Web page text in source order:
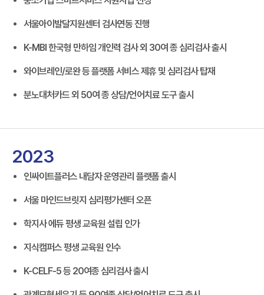
서울아이발달지원센터 검사연동 진행
K-MBI 한국형 만하임 개인력 검사 외 30여 종 심리검사 출시
와이브레인/로완 등 플랫폼 서비스 제휴 및 심리검사 탑재
분노대처카드 외 50여 종 상담/언어치료 도구 출시
2023
인싸이트플러스 내담자 운영관리 플랫폼 출시
서울 마인드브릿지 심리평가센터 오픈
학지사 에듀 평생 교육원 설립 인가
지식캠퍼스 평생 교육원 인수
K-CELF-5 등 20여종 심리검사 출시